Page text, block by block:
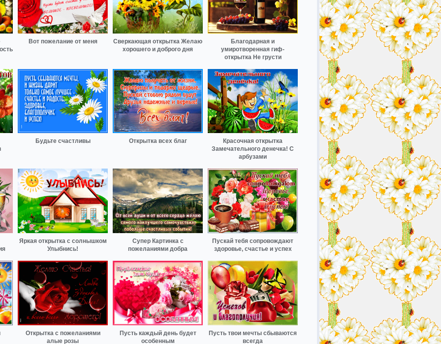
Вот пожелание от меня
Сверкающая открытка Желаю
хорошего и доброго дня
Благодарная и
умиротворенная гиф-
открытка Не грусти
Будьте счастливы Открытка всех благ
Красочная открытка
Замечательного денечка! С
арбузами
Яркая открытка с солнышком
Улыбнись!
Супер Картинка с
пожеланиями добра
Пускай тебя сопровождают
здоровье, счастье и успех
Открытка с пожеланиями
алые розы
Пусть каждый день будет
особенным
Пусть твои мечты сбываются
всегда